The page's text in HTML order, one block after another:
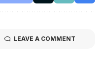
LEAVE A COMMENT